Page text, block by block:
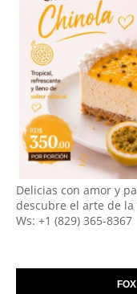
Delicias con amor y
descubre el arte de la
Ws: +1 (829) 365-8367